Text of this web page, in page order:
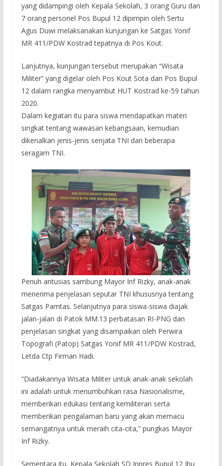
yang didampingi oleh Kepala Sekolah, 3 orang Guru dan
7 orang personel Pos Bupul 12 dipimpin oleh Sertu
Agus Duwi melaksanakan kunjungan ke Satgas Yonif
MR 411/PDW Kostrad tepatnya di Pos Kout.
Lanjutnya, kunjungan tersebut merupakan “Wisata
Militer” yang digelar oleh Pos Kout Sota dan Pos Bupul
12 dalam rangka menyambut HUT Kostrad ke-59 tahun
2020.
Dalam kegiatan itu para siswa mendapatkan materi
singkat tentang wawasan kebangsaan, kemudian
dikenalkan jenis-jenis senjata TNI dan beberapa
seragam TNI.
Penuh antusias sambung Mayor Inf Rizky, anak-anak
menerima penjelasan seputar TNI khususnya tentang
Satgas Pamtas. Selanjutnya para siswa-siswa diajak
jalan-jalan di Patok MM.13 perbatasan RI-PNG dan
penjelasan singkat yang disampaikan oleh Perwira
Topografi (Patop) Satgas Yonif MR 411/PDW Kostrad,
Letda Ctp Firman Hadi.
“Diadakannya Wisata Militer untuk anak-anak sekolah
ini adalah untuk menumbuhkan rasa Nasionalisme,
memberikan edukasi tentang kemiliteran serta
memberikan pengalaman baru yang akan memacu
semangatnya untuk meraih cita-cita,” pungkas Mayor
Inf Rizky.
Sementara itu, Kepala Sekolah SD Inpres Bupul 12 Ibu